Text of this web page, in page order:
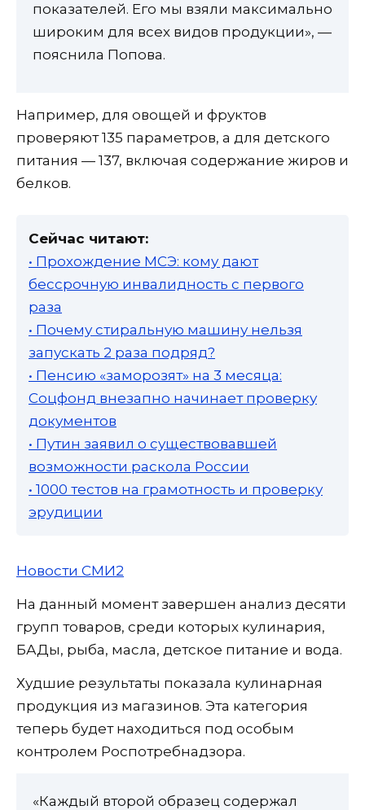
показателей. Его мы взяли максимально
широким для всех видов продукции», —
пояснила Попова.
Например, для овощей и фруктов
проверяют 135 параметров, а для детского
питания — 137, включая содержание жиров и
белков.
Сейчас читают:
• Прохождение МСЭ: кому дают
бессрочную инвалидность с первого
раза
• Почему стиральную машину нельзя
запускать 2 раза подряд?
• Пенсию «заморозят» на 3 месяца:
Соцфонд внезапно начинает проверку
документов
• Путин заявил о существовавшей
возможности раскола России
• 1000 тестов на грамотность и проверку
эрудиции
Новости СМИ2
На данный момент завершен анализ десяти
групп товаров, среди которых кулинария,
БАДы, рыба, масла, детское питание и вода.
Худшие результаты показала кулинарная
продукция из магазинов. Эта категория
теперь будет находиться под особым
контролем Роспотребнадзора.
«Каждый второй образец содержал